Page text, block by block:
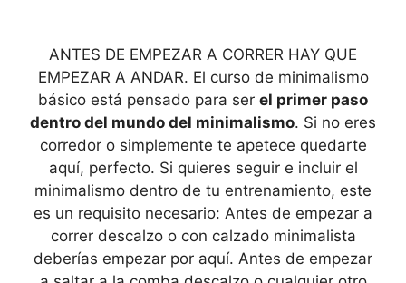
ANTES DE EMPEZAR A CORRER HAY QUE
EMPEZAR A ANDAR. El curso de minimalismo
básico está pensado para ser el primer paso
dentro del mundo del minimalismo. Si no eres
corredor o simplemente te apetece quedarte
aquí, perfecto. Si quieres seguir e incluir el
minimalismo dentro de tu entrenamiento, este
es un requisito necesario: Antes de empezar a
correr descalzo o con calzado minimalista
deberías empezar por aquí. Antes de empezar